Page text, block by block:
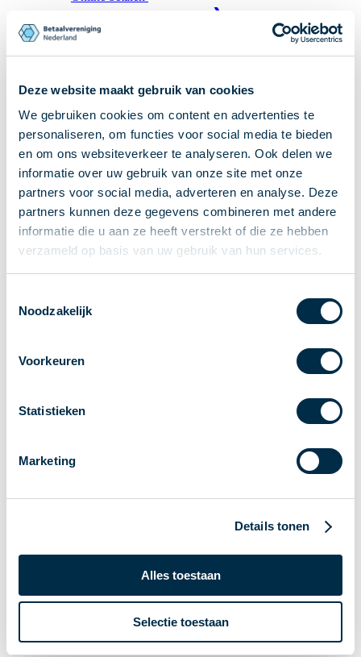
Deze website maakt gebruik van cookies
We gebruiken cookies om content en advertenties te
personaliseren, om functies voor social media te bieden
en om ons websiteverkeer te analyseren. Ook delen we
informatie over uw gebruik van onze site met onze
partners voor social media, adverteren en analyse. Deze
partners kunnen deze gegevens combineren met andere
informatie die u aan ze heeft verstrekt of die ze hebben
verzameld op basis van uw gebruik van hun services.
Noodzakelijk
Voorkeuren
Statistieken
Marketing
Details tonen
Alles toestaan
Selectie toestaan
Onderling betalen
Bijzondere rekeningen en diensten
Standaarden in het betalingsverkeer
Feiten & Cijfers
Actueel
Nieuws
Betaaljournaal
Publicaties
Vereniging
Partners en stakeholders
Bestuur
Over ons
Nederlands